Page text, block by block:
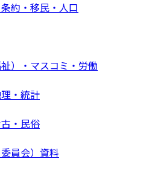
約・移民・人口
）・マスコミ・労働
・統計
・民俗
員会）資料